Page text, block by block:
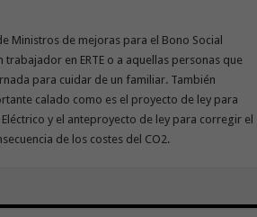
Ministros de mejoras para el Bono Social
en ERTE o a aquellas personas que
para cuidar de un familiar. También
calado como es el proyecto de ley para
y el anteproyecto de ley para corregir el
de los costes del CO2.